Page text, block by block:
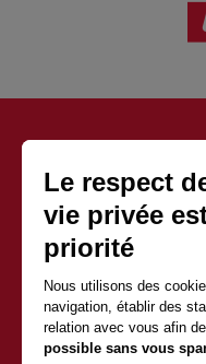
Fondé en 1946,
l’immobilier, de
Vincent
Avec 2500
une croissance
qualités de
valeurs fortes et
l’entrepreneuriat